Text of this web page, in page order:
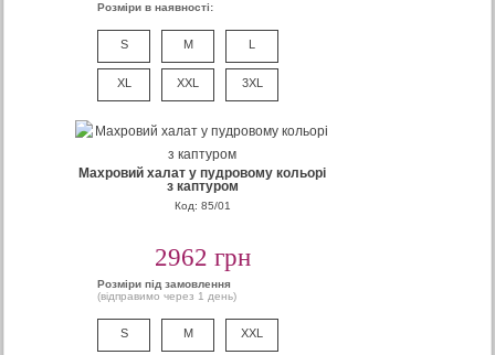
Розміри в наявності:
S M L
XL XXL 3XL
Махровий халат у пудровому кольорі
з каптуром
Код: 85/01
2962 грн
Розміри під замовлення
(відправимо через 1 день)
S M XXL